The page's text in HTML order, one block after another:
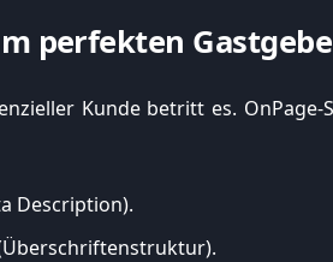
perfekten
Kunde betritt es.
Description).